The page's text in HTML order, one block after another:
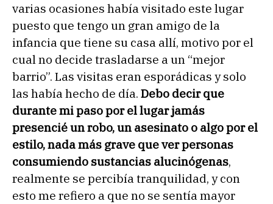
varias ocasiones había visitado este lugar
puesto que tengo un gran amigo de la
infancia que tiene su casa allí, motivo por el
cual no decide trasladarse a un “mejor
barrio”. Las visitas eran esporádicas y solo
las había hecho de día. Debo decir que
durante mi paso por el lugar jamás
presencié un robo, un asesinato o algo por el
estilo, nada más grave que ver personas
consumiendo sustancias alucinógenas,
realmente se percibía tranquilidad, y con
esto me refiero a que no se sentía mayor